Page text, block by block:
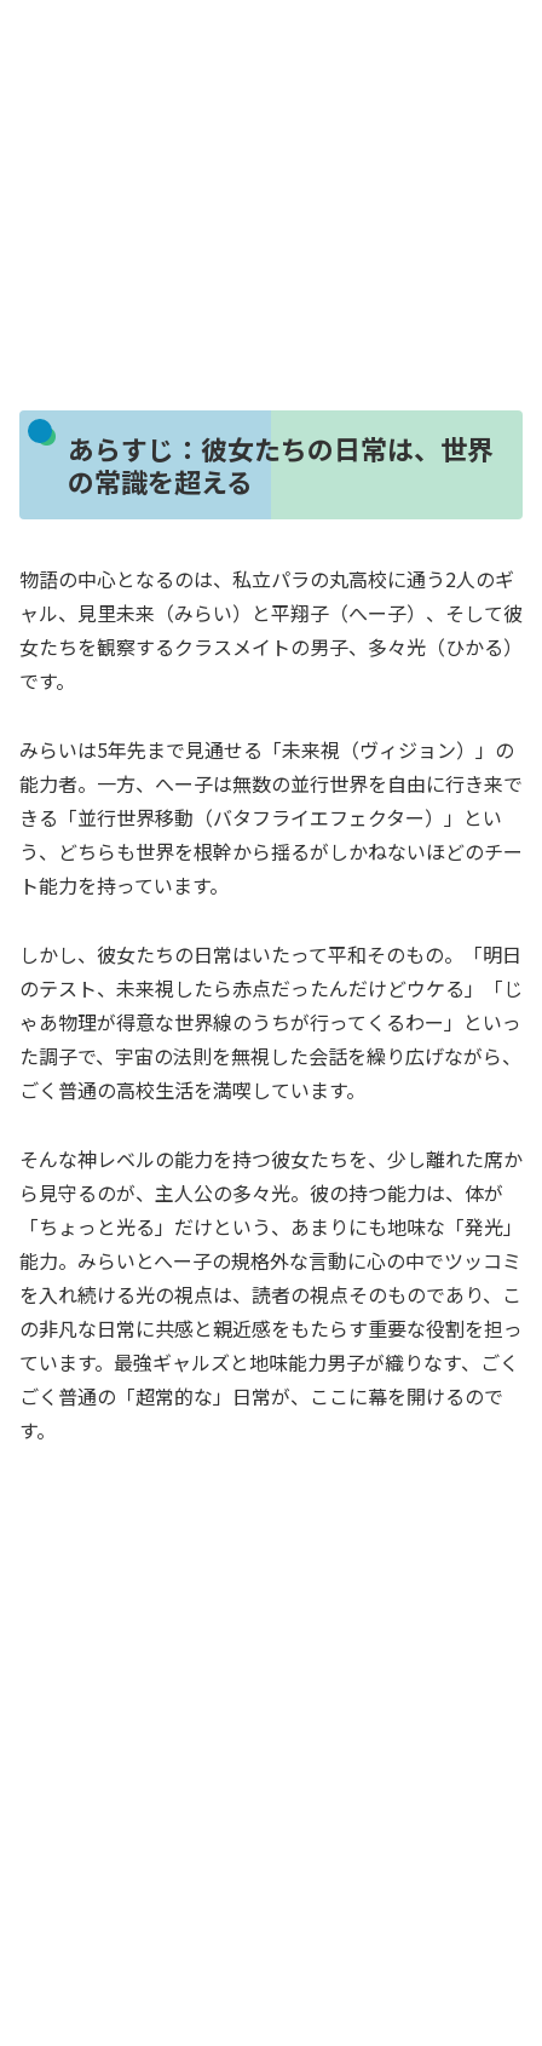
あらすじ：彼女たちの日常は、世界
の常識を超える
物語の中心となるのは、私立パラの丸高校に通う2人のギ
ャル、見里未来（みらい）と平翔子（へー子）、そして彼
女たちを観察するクラスメイトの男子、多々光（ひかる）
です。
みらいは5年先まで見通せる「未来視（ヴィジョン）」の
能力者。一方、へー子は無数の並行世界を自由に行き来で
きる「並行世界移動（バタフライエフェクター）」とい
う、どちらも世界を根幹から揺るがしかねないほどのチー
ト能力を持っています。
しかし、彼女たちの日常はいたって平和そのもの。「明日
のテスト、未来視したら赤点だったんだけどウケる」「じ
ゃあ物理が得意な世界線のうちが行ってくるわー」といっ
た調子で、宇宙の法則を無視した会話を繰り広げながら、
ごく普通の高校生活を満喫しています。
そんな神レベルの能力を持つ彼女たちを、少し離れた席か
ら見守るのが、主人公の多々光。彼の持つ能力は、体が
「ちょっと光る」だけという、あまりにも地味な「発光」
能力。みらいとへー子の規格外な言動に心の中でツッコミ
を入れ続ける光の視点は、読者の視点そのものであり、こ
の非凡な日常に共感と親近感をもたらす重要な役割を担っ
ています。最強ギャルズと地味能力男子が織りなす、ごく
ごく普通の「超常的な」日常が、ここに幕を開けるので
す。